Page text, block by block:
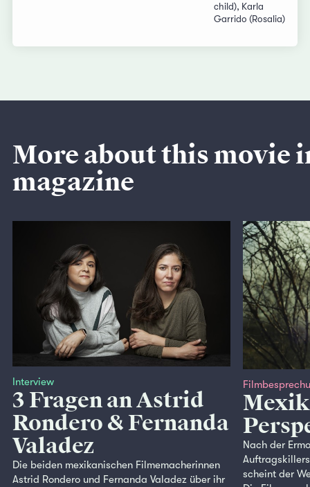
child), Karla
Garrido (Rosalia)
More about this movie
magazine
Interview
3 Fragen an Astrid
Rondero & Fernanda
Valadez
Die beiden mexikanischen Filmemacherinnen
Astrid Rondero und Fernanda Valadez über ihr
Nach der
scheint der